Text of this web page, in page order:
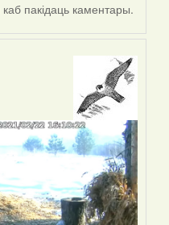
каб пакідаць каментары.